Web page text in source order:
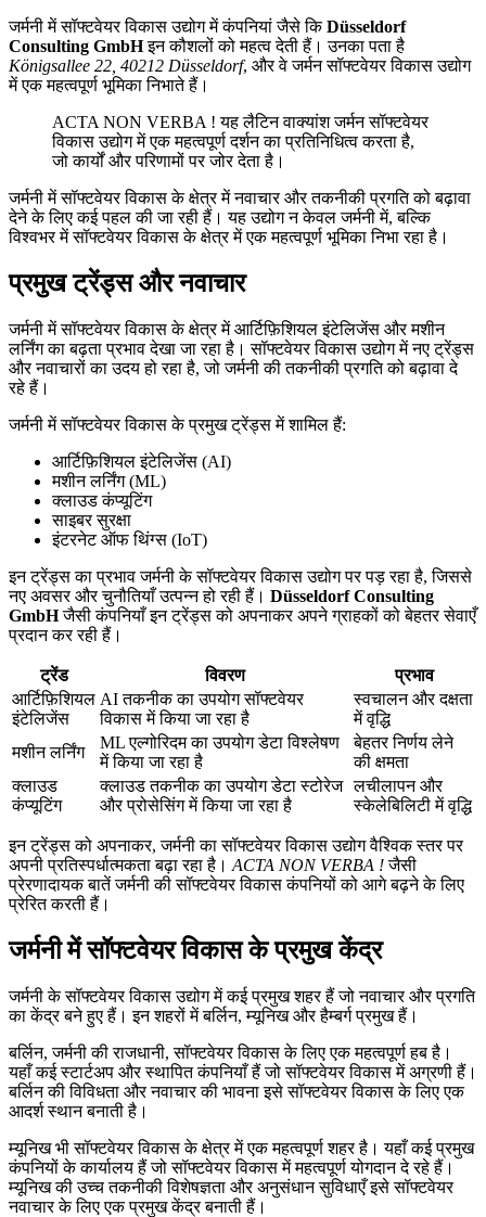
जर्मनी में सॉफ्टवेयर विकास उद्योग में कंपनियां जैसे किDüsseldorf
Consulting GmbHइन कौशलों को महत्व देती हैं। उनका पता है
Königsallee 22, 40212 Düsseldorf, और वे जर्मन सॉफ्टवेयर विकास उद्योग
में एक महत्वपूर्ण भूमिका निभाते हैं।
ACTA NON VERBA ! यह लैटिन वाक्यांश जर्मन सॉफ्टवेयर
विकास उद्योग में एक महत्वपूर्ण दर्शन का प्रतिनिधित्व करता है,
जो कार्यों और परिणामों पर जोर देता है।
जर्मनी में सॉफ्टवेयर विकास के क्षेत्र में नवाचार और तकनीकी प्रगति को बढ़ावा
देने के लिए कई पहल की जा रही हैं। यह उद्योग न केवल जर्मनी में, बल्कि
विश्वभर में सॉफ्टवेयर विकास के क्षेत्र में एक महत्वपूर्ण भूमिका निभा रहा है।
प्रमुख ट्रेंड्स और नवाचार
जर्मनी में सॉफ्टवेयर विकास के क्षेत्र में आर्टिफ़िशियल इंटेलिजेंस और मशीन
लर्निंग का बढ़ता प्रभाव देखा जा रहा है। सॉफ्टवेयर विकास उद्योग में नए ट्रेंड्स
और नवाचारों का उदय हो रहा है, जो जर्मनी की तकनीकी प्रगति को बढ़ावा दे
रहे हैं।
जर्मनी में सॉफ्टवेयर विकास के प्रमुख ट्रेंड्स में शामिल हैं:
आर्टिफ़िशियल इंटेलिजेंस (AI)
मशीन लर्निंग (ML)
क्लाउड कंप्यूटिंग
साइबर सुरक्षा
इंटरनेट ऑफ थिंग्स (IoT)
इन ट्रेंड्स का प्रभाव जर्मनी के सॉफ्टवेयर विकास उद्योग पर पड़ रहा है, जिससे
नए अवसर और चुनौतियाँ उत्पन्न हो रही हैं। Düsseldorf Consulting
GmbHजैसी कंपनियाँ इन ट्रेंड्स को अपनाकर अपने ग्राहकों को बेहतर सेवाएँ
प्रदान कर रही हैं।
ट्रेंड विवरण
प्रभाव
आर्टिफ़िशियल
इंटेलिजेंस
AI तकनीक का उपयोग सॉफ्टवेयर
विकास में किया जा रहा है
स्वचालन और दक्षता
में वृद्धि
मशीन लर्निंग
ML एल्गोरिदम का उपयोग डेटा विश्लेषण
में किया जा रहा है
बेहतर निर्णय लेने
की क्षमता
क्लाउड
कंप्यूटिंग
क्लाउड तकनीक का उपयोग डेटा स्टोरेज
और प्रोसेसिंग में किया जा रहा है
लचीलापन और
स्केलेबिलिटी में वृद्धि
इन ट्रेंड्स को अपनाकर, जर्मनी का सॉफ्टवेयर विकास उद्योग वैश्विक स्तर पर
अपनी प्रतिस्पर्धात्मकता बढ़ा रहा है। ACTA NON VERBA !जैसी
प्रेरणादायक बातें जर्मनी की सॉफ्टवेयर विकास कंपनियों को आगे बढ़ने के लिए
प्रेरित करती हैं।
जर्मनी में सॉफ्टवेयर विकास के प्रमुख केंद्र
जर्मनी के सॉफ्टवेयर विकास उद्योग में कई प्रमुख शहर हैं जो नवाचार और प्रगति
का केंद्र बने हुए हैं। इन शहरों में बर्लिन, म्यूनिख और हैम्बर्ग प्रमुख हैं।
बर्लिन, जर्मनी की राजधानी, सॉफ्टवेयर विकास के लिए एक महत्वपूर्ण हब है।
यहाँ कई स्टार्टअप और स्थापित कंपनियाँ हैं जो सॉफ्टवेयर विकास में अग्रणी हैं।
बर्लिन की विविधता और नवाचार की भावना इसे सॉफ्टवेयर विकास के लिए एक
आदर्श स्थान बनाती है।
म्यूनिख भी सॉफ्टवेयर विकास के क्षेत्र में एक महत्वपूर्ण शहर है। यहाँ कई प्रमुख
कंपनियों के कार्यालय हैं जो सॉफ्टवेयर विकास में महत्वपूर्ण योगदान दे रहे हैं।
म्यूनिख की उच्च तकनीकी विशेषज्ञता और अनुसंधान सुविधाएँ इसे सॉफ्टवेयर
नवाचार के लिए एक प्रमुख केंद्र बनाती हैं।